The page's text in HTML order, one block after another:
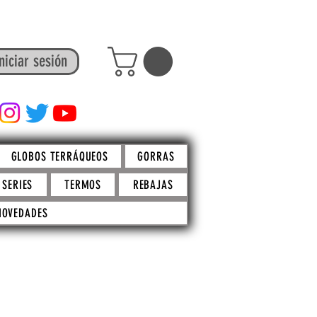
Iniciar sesión
STORE
GLOBOS TERRÁQUEOS
GORRAS
SERIES TERMOS
REBAJAS